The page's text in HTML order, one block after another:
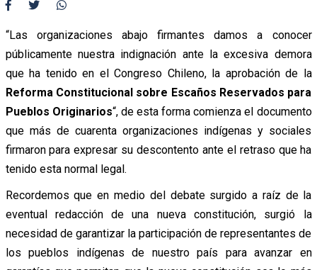
“Las organizaciones abajo firmantes damos a conocer
públicamente nuestra indignación ante la excesiva demora
que ha tenido en el Congreso Chileno, la aprobación de la
Reforma Constitucional sobre Escaños Reservados para
Pueblos Originarios“, de esta forma comienza el documento
que más de cuarenta organizaciones indígenas y sociales
firmaron para expresar su descontento ante el retraso que ha
tenido esta normal legal.
Recordemos que en medio del debate surgido a raíz de la
eventual redacción de una nueva constitución, surgió la
necesidad de garantizar la participación de representantes de
los pueblos indígenas de nuestro país para avanzar en